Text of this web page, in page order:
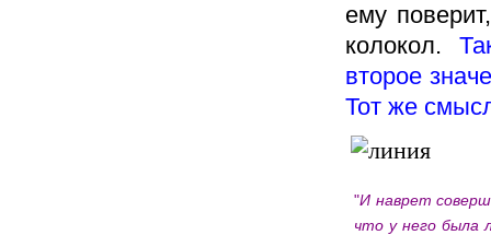
ему
колокол.
второе
Тот же
"И наврет
что у него была